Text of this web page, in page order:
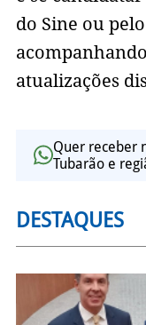
do Sine ou
atualizações
Quer receber
Tubarão e
DESTAQUES